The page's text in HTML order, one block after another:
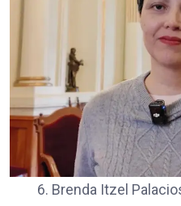
6. Brenda Itzel